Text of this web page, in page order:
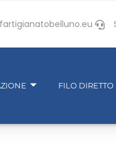
FILO DIRETTO